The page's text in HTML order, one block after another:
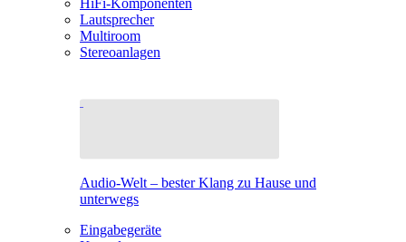
HiFi-Komponenten
Lautsprecher
Multiroom
Stereoanlagen
Audio-Welt – bester Klang zu Hause und
unterwegs
Eingabegeräte